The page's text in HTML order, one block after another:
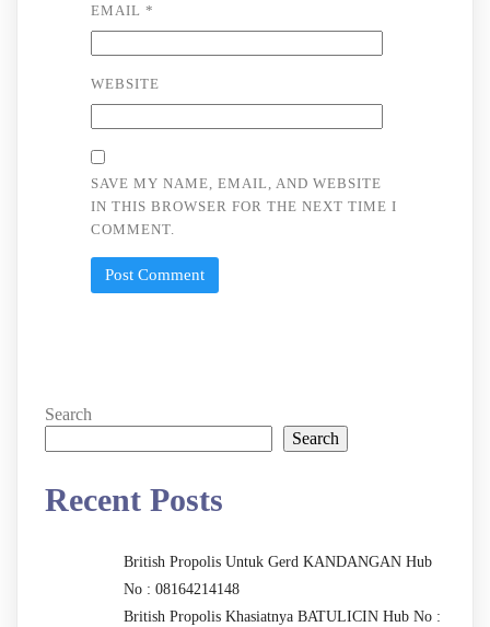
EMAIL *
WEBSITE
SAVE MY NAME, EMAIL, AND WEBSITE
IN THIS BROWSER FOR THE NEXT TIME I
COMMENT.
Search
Search
Recent Posts
British Propolis Untuk Gerd KANDANGAN Hub
No : 08164214148
British Propolis Khasiatnya BATULICIN Hub No :